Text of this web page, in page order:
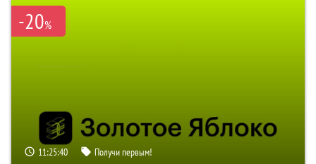
-20%
11:25:39 Получи первым!